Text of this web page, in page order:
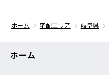
ホーム 宅配エリア 岐阜県
ホーム